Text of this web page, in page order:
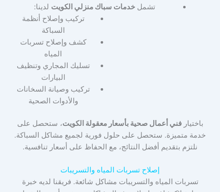
تشملخدمات سباك منزلي الكويت لدينا:
تركيب وإصلاح أنظمة
السباكة
كشف وإصلاح تسربات
المياه
تسليك المجاري وتنظيف
البيارات
تركيب وصيانة السخانات
والأدوات الصحية
باختيارفني أعمال صحية بأسعار معقولة الكويت، ستحصل على
خدمة متميزة. ستحصل على حلول فورية لجميع مشاكل السباكة.
نلتزم بتقديم أفضل النتائج، مع الحفاظ على أسعار تنافسية.
إصلاح تسربات المياه والتسريبات
تسربات المياه والتسريبات مشاكل شائعة. فريقنا لديه خبرة